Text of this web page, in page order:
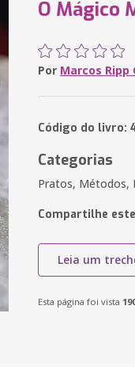
O Mágico
Por Marcos Ripp
Código do livro:
Categorias
Pratos, Métodos,
Compartilhe
Leia um
Esta página foi vista